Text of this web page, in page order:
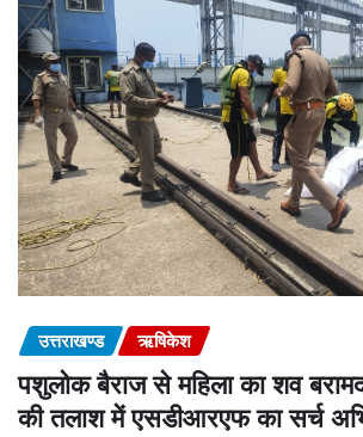
उत्तराखण्ड ऋषिकेश
पशुलोक बैराज से महिला का शव
की तलाश में एसडीआरएफ का सर्च